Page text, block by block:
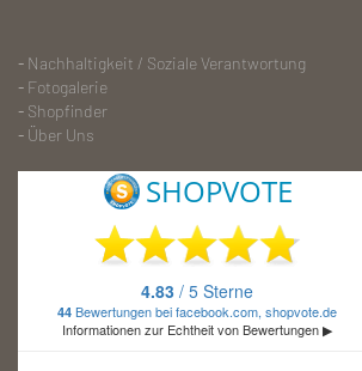
- Nachhaltigkeit / Soziale Verantwortung
- Fotogalerie
- Shopfinder
- Über Uns